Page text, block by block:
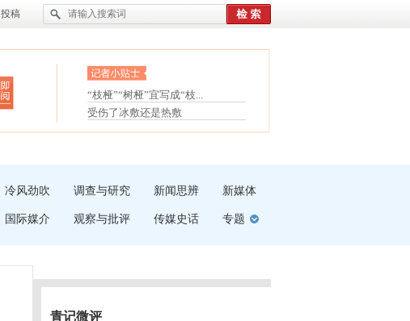
投稿
眼白变红或是结膜下出血
“枝桠”“树桠”宜写成“枝...
夏天缓解疲劳有三招
护腰，摆脱六大坏习惯
受伤了冰敷还是热敷
白内障治疗的误区
冷风劲吹 调查与研究 新闻思辨 新媒体
国际媒介 观察与批评 传媒史话 专题
青记微评